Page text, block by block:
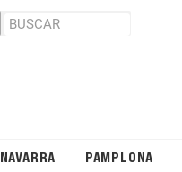
NAVARRA PAMPLONA